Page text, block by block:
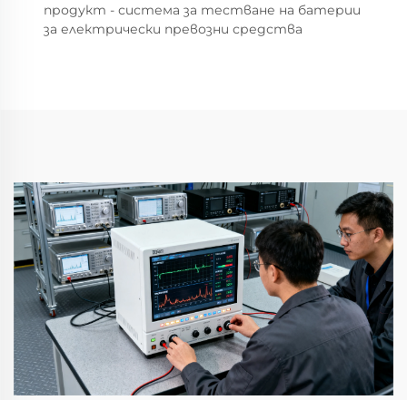
продукт - система за тестване на батерии
за електрически превозни средства